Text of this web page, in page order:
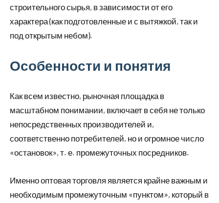
строительного сырья, в зависимости от его
характера (как подготовленные и с вытяжкой, так и
под открытым небом).
Особенности и понятия
Как всем известно, рыночная площадка в
масштабном понимании, включает в себя не только
непосредственных производителей и,
соответственно потребителей, но и огромное число
«остановок», т. е. промежуточных посредников.
Именно оптовая торговля является крайне важным и
необходимым промежуточным «пунктом», который в